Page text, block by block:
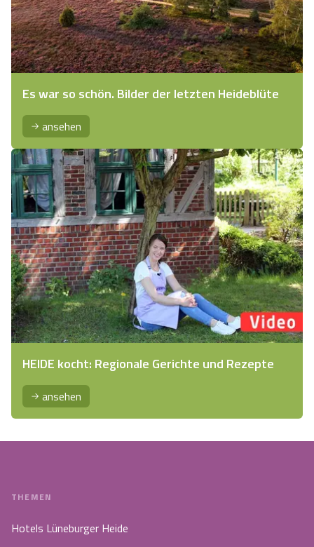
Es war so schön. Bilder der letzten Heideblüte
ansehen
HEIDE kocht: Regionale Gerichte und Rezepte
ansehen
THEMEN
Hotels Lüneburger Heide